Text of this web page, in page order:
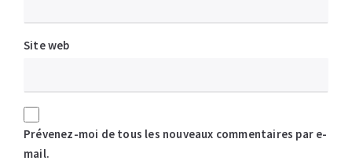
Site web
Prévenez-moi de tous les nouveaux commentaires par e-
mail.